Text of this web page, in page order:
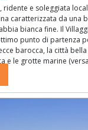
ridente e soleggiata
caratterizzata da una
bianca fine. Il
punto di partenza
barocca, la città
e le grotte marine
Castro e Santa
in camera o